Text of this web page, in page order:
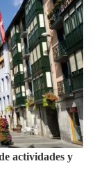
actividades y